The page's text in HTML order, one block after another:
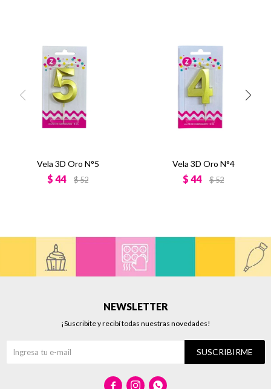
Vela 3D Oro N°5
$ 44 $52
Vela 3D Oro N°4
$ 44 $52
NEWSLETTER
¡Suscribite y recibí todas nuestras novedades!
SUSCRIBIRME
  